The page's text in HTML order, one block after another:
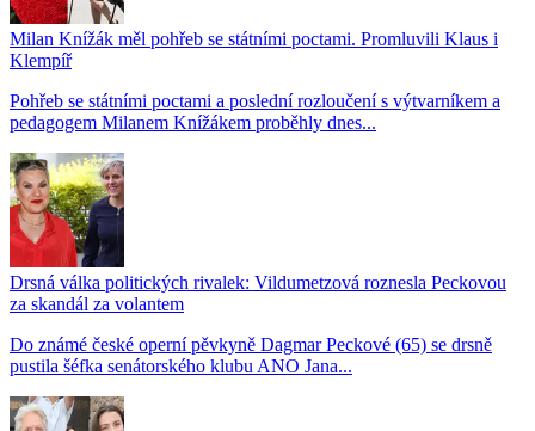
Milan Knížák měl pohřeb se státními poctami. Promluvili Klaus i
Klempíř
Pohřeb se státními poctami a poslední rozloučení s výtvarníkem a
pedagogem Milanem Knížákem proběhly dnes...
Drsná válka politických rivalek: Vildumetzová roznesla Peckovou
za skandál za volantem
Do známé české operní pěvkyně Dagmar Peckové (65) se drsně
pustila šéfka senátorského klubu ANO Jana...